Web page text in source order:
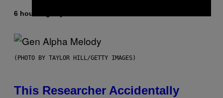
6 hours ago
(PHOTO BY TAYLOR HILL/GETTY IMAGES)
This Researcher Accidentally